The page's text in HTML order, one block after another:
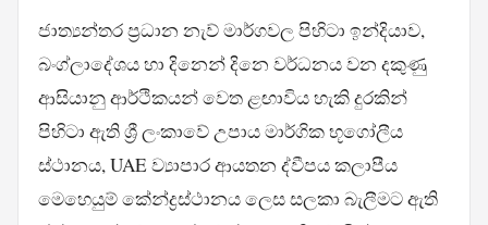
ජාත්‍යන්තර ප්‍රධාන නැව් මාර්ගවල පිහිටා ඉන්දියාව,
බංග්ලාදේශය හා දිනෙන් දිනෙ වර්ධනය වන දකුණු
ආසියානු ආර්ථිකයන් වෙත ළඟාවිය හැකි දුරකින්
පිහිටා ඇති ශ්‍රී ලංකාවේ උපාය මාර්ගික භූගෝලීය
ස්ථානය, UAE ව්‍යාපාර ආයතන ද්වීපය කලාපීය
මෙහෙයුම් කේන්ද්‍රස්ථානය ලෙස සලකා බැලීමට ඇති